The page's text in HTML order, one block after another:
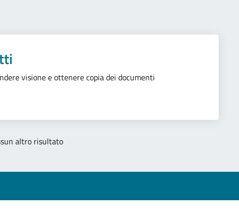
visione e ottenere copia dei documenti
altro risultato